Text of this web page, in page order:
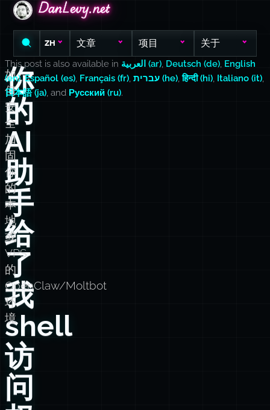
DanLevy.net
DanLevy.net
DanLevy.net
ZH 文章 项目 关于
你
的
AI
助
手
给
了
我
shell
访
问
如
何
安
全
加
固
你
的
本
地
或
VPS
的
OpenClaw/Moltbot
环
境
This post is also available in العربية (ar), Deutsch (de), English
(en),Español (es), Français (fr), עברית (he),हिन्दी (hi), Italiano (it),
日本語 (ja), and Русский (ru).